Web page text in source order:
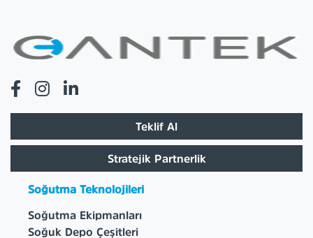
Teklif Al
Stratejik Partnerlik
Soğutma Teknolojileri
Soğutma Ekipmanları
Soğuk Depo Çeşitleri